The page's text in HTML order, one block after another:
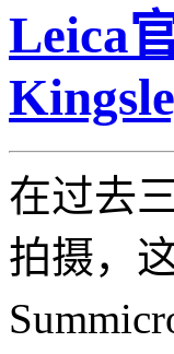
Leica
在过去
拍摄，